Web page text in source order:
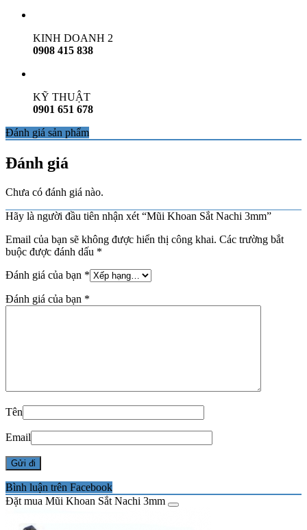
KINH DOANH 2
0908 415 838
KỸ THUẬT
0901 651 678
Đánh giá sản phẩm
Đánh giá
Chưa có đánh giá nào.
Hãy là người đầu tiên nhận xét “Mũi Khoan Sắt Nachi 3mm”
Email của bạn sẽ không được hiển thị công khai. Các trường bắt
buộc được đánh dấu *
Đánh giá của bạn *
Đánh giá của bạn *
Tên
Email
Bình luận trên Facebook
Đặt mua Mũi Khoan Sắt Nachi 3mm